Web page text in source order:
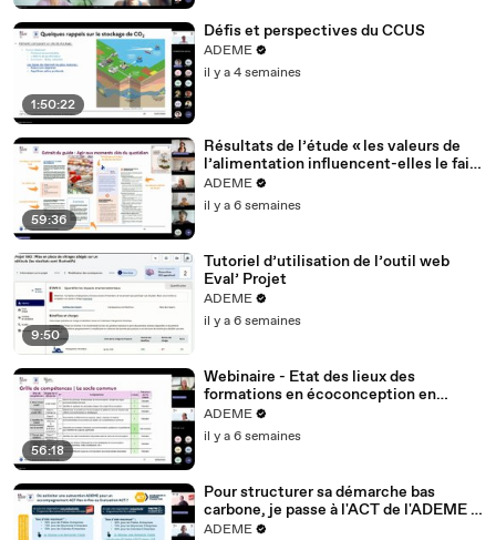
1:50:22
Défis et perspectives du CCUS
ADEME
il y a 4 semaines
59:36
Résultats de l’étude « les valeurs de
l’alimentation influencent-elles le fait
de jeter ? »
ADEME
il y a 6 semaines
9:50
Tutoriel d’utilisation de l’outil web
Eval’ Projet
ADEME
il y a 6 semaines
56:18
Webinaire - Etat des lieux des
formations en écoconception en
France : Quelles offres et perspectives
? (18 juin 2026)
ADEME
il y a 6 semaines
Pour structurer sa démarche bas
carbone, je passe à l'ACT de l'ADEME !
– Webinaire du 09 juin 2026
ADEME